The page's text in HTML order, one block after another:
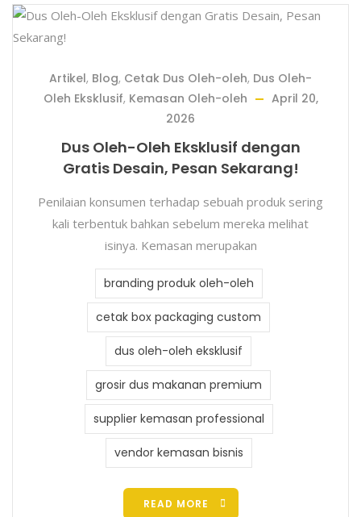
Artikel, Blog, Cetak Dus Oleh-oleh, Dus Oleh-
Oleh Eksklusif, Kemasan Oleh-oleh
April 20,
2026
Dus Oleh-Oleh Eksklusif dengan
Gratis Desain, Pesan Sekarang!
Penilaian konsumen terhadap sebuah produk sering
kali terbentuk bahkan sebelum mereka melihat
isinya. Kemasan merupakan
branding produk oleh-oleh
cetak box packaging custom
dus oleh-oleh eksklusif
grosir dus makanan premium
supplier kemasan professional
vendor kemasan bisnis
READ MORE